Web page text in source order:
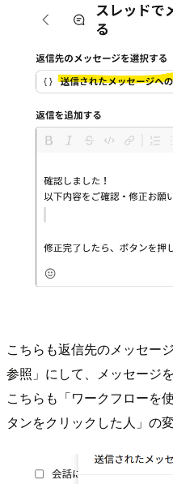
こちらも返信先のメッセー
参照」にして、メッセージを
こちらも「ワークフローを
タンをクリックした人」の